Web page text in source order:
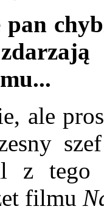
ale
z
filmu